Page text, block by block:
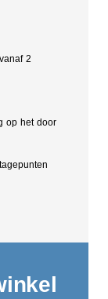
2
op het door